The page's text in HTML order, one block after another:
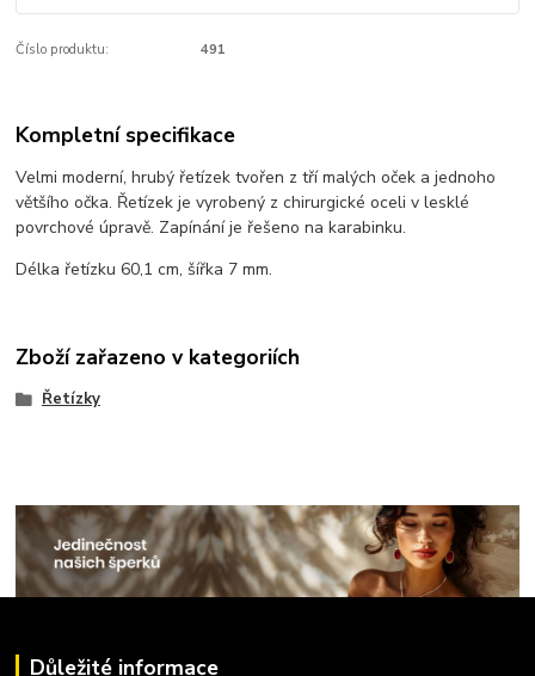
Číslo produktu: 491
Kompletní specifikace
Velmi moderní, hrubý řetízek tvořen z tří malých oček a jednoho
většího očka. Řetízek je vyrobený z chirurgické oceli v lesklé
povrchové úpravě. Zapínání je řešeno na karabinku.
Délka řetízku 60,1 cm, šířka 7 mm.
Zboží zařazeno v kategoriích
Řetízky
Důležité informace